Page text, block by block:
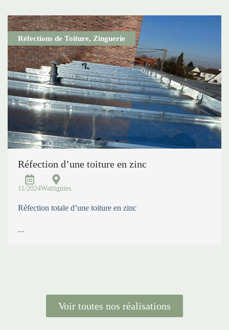
Réfections de Toiture, Zinguerie
Réfection d’une toiture en zinc
11/2024Wattignies
Réfection totale d’une toiture en zinc
...
Voir toutes nos réalisations